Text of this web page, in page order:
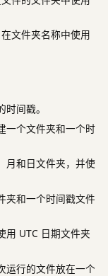
在文件夹名称中使用
间戳。
一个文件夹和一个时
月和日文件夹，并使
夹和一个时间戳文件
用 UTC 日期文件夹
运行的文件放在一个